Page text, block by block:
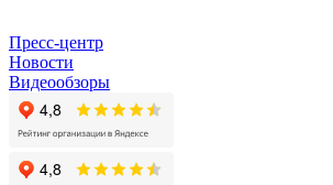
Пресс-центр
Новости
Видеообзоры